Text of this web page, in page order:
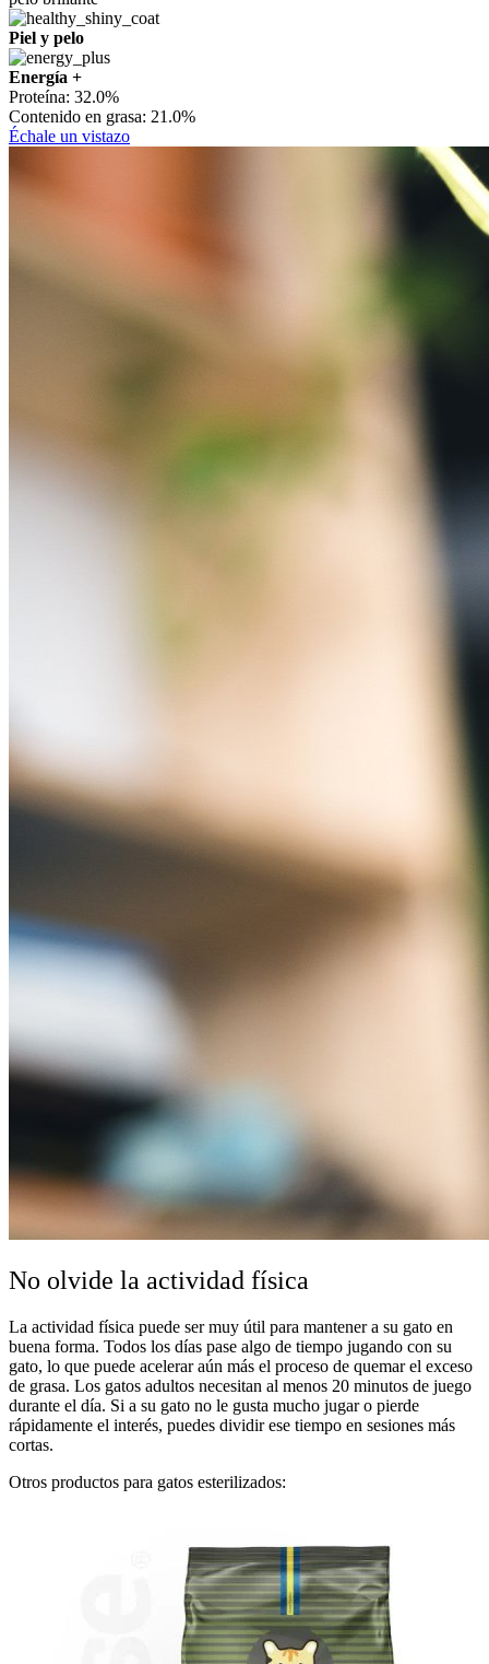
Piel y pelo
Energía +
Proteína: 32.0%
Contenido en grasa: 21.0%
Échale un vistazo
No olvide la actividad física
La actividad física puede ser muy útil para mantener a su gato en
buena forma. Todos los días pase algo de tiempo jugando con su
gato, lo que puede acelerar aún más el proceso de quemar el exceso
de grasa. Los gatos adultos necesitan al menos 20 minutos de juego
durante el día. Si a su gato no le gusta mucho jugar o pierde
rápidamente el interés, puedes dividir ese tiempo en sesiones más
cortas.
Otros productos para gatos esterilizados: